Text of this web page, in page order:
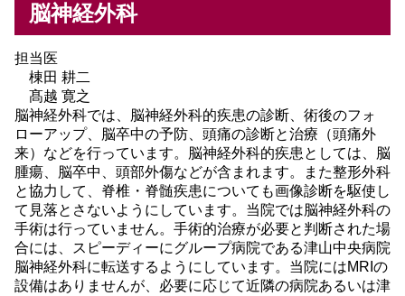
脳神経外科
担当医
棟田 耕二
髙越 寛之
脳神経外科では、脳神経外科的疾患の診断、術後のフォ
ローアップ、脳卒中の予防、頭痛の診断と治療（頭痛外
来）などを行っています。脳神経外科的疾患としては、脳
腫瘍、脳卒中、頭部外傷などが含まれます。また整形外科
と協力して、脊椎・脊髄疾患についても画像診断を駆使し
て見落とさないようにしています。当院では脳神経外科の
手術は行っていません。手術的治療が必要と判断された場
合には、スピーディーにグループ病院である津山中央病院
脳神経外科に転送するようにしています。当院にはMRIの
設備はありませんが、必要に応じて近隣の病院あるいは津